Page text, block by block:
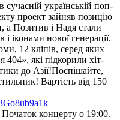
українській поп-
проект зайняв позицію
а Позитив і Надя стали
іконами нової генерації.
12 кліпів, серед яких
404», які підкорили хіт-
до Азії!Поспішайте,
Вартість від 150
концерту о 19:00.